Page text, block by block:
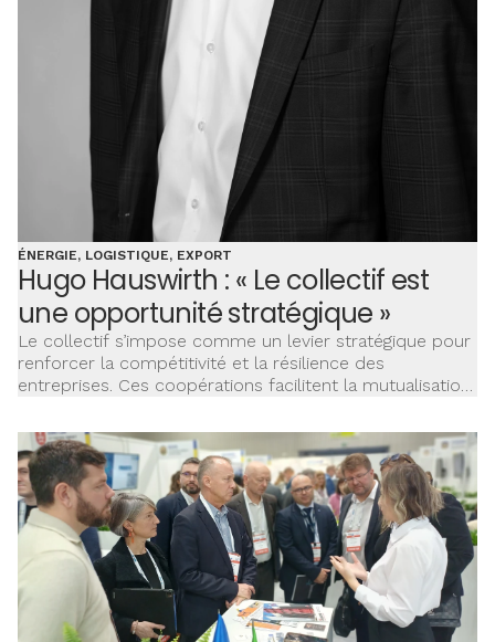
ÉNERGIE, LOGISTIQUE, EXPORT
Hugo Hauswirth : « Le collectif est
une opportunité stratégique »
Le collectif s’impose comme un levier stratégique pour
renforcer la compétitivité et la résilience des
entreprises. Ces coopérations facilitent la mutualisation